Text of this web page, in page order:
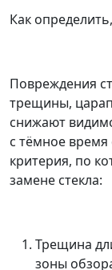
Как
Повреждения
трещины,
снижают
с тёмное время
критерия, по
замене стекла:
Трещина
зоны